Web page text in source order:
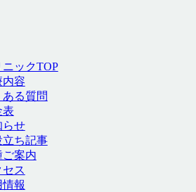
ニックTOP
内容
ある質問
表
らせ
立ち記事
ご案内
セス
報